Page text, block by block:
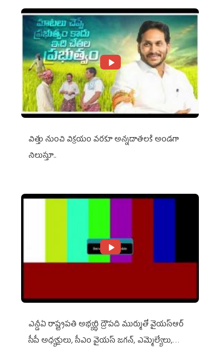
విత్తు నుంచి విక్రయం వరకూ అన్నదాతలకి అండగా
నిలుస్తూ..
ఎన్డీఏ రాష్ట్ర‌ప‌తి అభ్య‌ర్థి ద్రౌప‌ది ముర్ముతో వైయ‌స్ఆర్
సీపీ అధ్య‌క్షులు, సీఎం వైయ‌స్ జ‌గ‌న్, ఎమ్మెల్యేలు,